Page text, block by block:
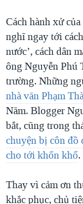
Cách hành xử
nghĩ ngay tới
nước’, cách dân
ông Nguyễn Phú
trường. Những
nhà văn Phạm
Năm. Blogger
bắt, cũng trong
chuyện bị côn đồ
cho tới khốn khổ.
Thay vì cảm ơn
khắc phục, chủ